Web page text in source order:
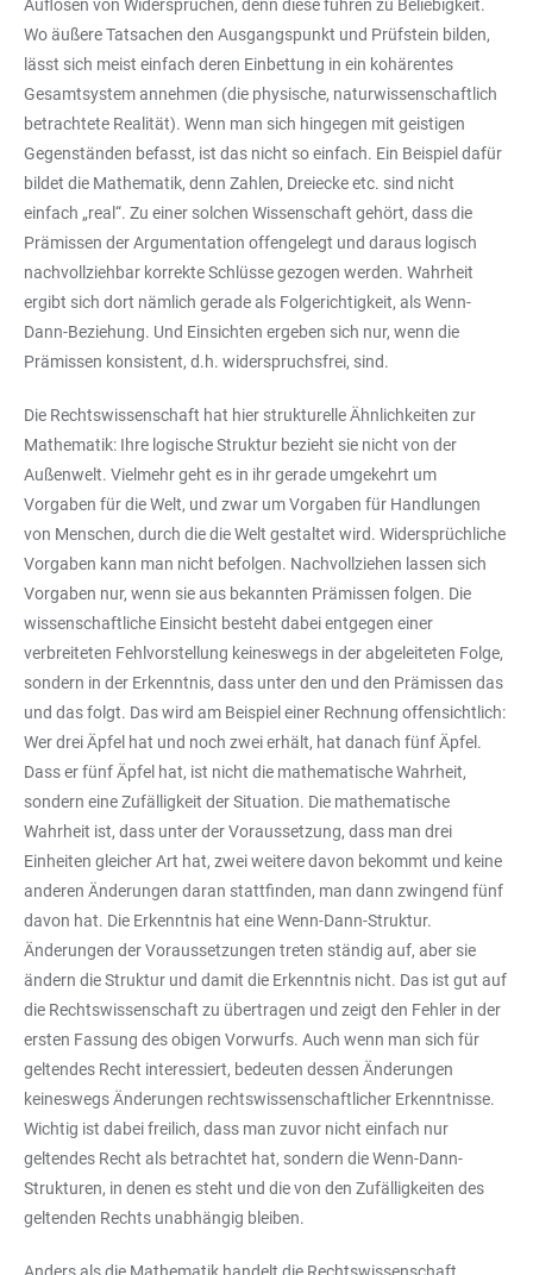
Auflösen von Widersprüchen, denn diese führen zu Beliebigkeit.
Wo äußere Tatsachen den Ausgangspunkt und Prüfstein bilden,
lässt sich meist einfach deren Einbettung in ein kohärentes
Gesamtsystem annehmen (die physische, naturwissenschaftlich
betrachtete Realität). Wenn man sich hingegen mit geistigen
Gegenständen befasst, ist das nicht so einfach. Ein Beispiel dafür
bildet die Mathematik, denn Zahlen, Dreiecke etc. sind nicht
einfach „real“. Zu einer solchen Wissenschaft gehört, dass die
Prämissen der Argumentation offengelegt und daraus logisch
nachvollziehbar korrekte Schlüsse gezogen werden. Wahrheit
ergibt sich dort nämlich gerade als Folgerichtigkeit, als Wenn-
Dann-Beziehung. Und Einsichten ergeben sich nur, wenn die
Prämissen konsistent, d.h. widerspruchsfrei, sind.
Die Rechtswissenschaft hat hier strukturelle Ähnlichkeiten zur
Mathematik: Ihre logische Struktur bezieht sie nicht von der
Außenwelt. Vielmehr geht es in ihr gerade umgekehrt um
Vorgaben für die Welt, und zwar um Vorgaben für Handlungen
von Menschen, durch die die Welt gestaltet wird. Widersprüchliche
Vorgaben kann man nicht befolgen. Nachvollziehen lassen sich
Vorgaben nur, wenn sie aus bekannten Prämissen folgen. Die
wissenschaftliche Einsicht besteht dabei entgegen einer
verbreiteten Fehlvorstellung keineswegs in der abgeleiteten Folge,
sondern in der Erkenntnis, dass unter den und den Prämissen das
und das folgt. Das wird am Beispiel einer Rechnung offensichtlich:
Wer drei Äpfel hat und noch zwei erhält, hat danach fünf Äpfel.
Dass er fünf Äpfel hat, ist nicht die mathematische Wahrheit,
sondern eine Zufälligkeit der Situation. Die mathematische
Wahrheit ist, dass unter der Voraussetzung, dass man drei
Einheiten gleicher Art hat, zwei weitere davon bekommt und keine
anderen Änderungen daran stattfinden, man dann zwingend fünf
davon hat. Die Erkenntnis hat eine Wenn-Dann-Struktur.
Änderungen der Voraussetzungen treten ständig auf, aber sie
ändern die Struktur und damit die Erkenntnis nicht. Das ist gut auf
die Rechtswissenschaft zu übertragen und zeigt den Fehler in der
ersten Fassung des obigen Vorwurfs. Auch wenn man sich für
geltendes Recht interessiert, bedeuten dessen Änderungen
keineswegs Änderungen rechtswissenschaftlicher Erkenntnisse.
Wichtig ist dabei freilich, dass man zuvor nicht einfach nur
geltendes Recht als betrachtet hat, sondern die Wenn-Dann-
Strukturen, in denen es steht und die von den Zufälligkeiten des
geltenden Rechts unabhängig bleiben.